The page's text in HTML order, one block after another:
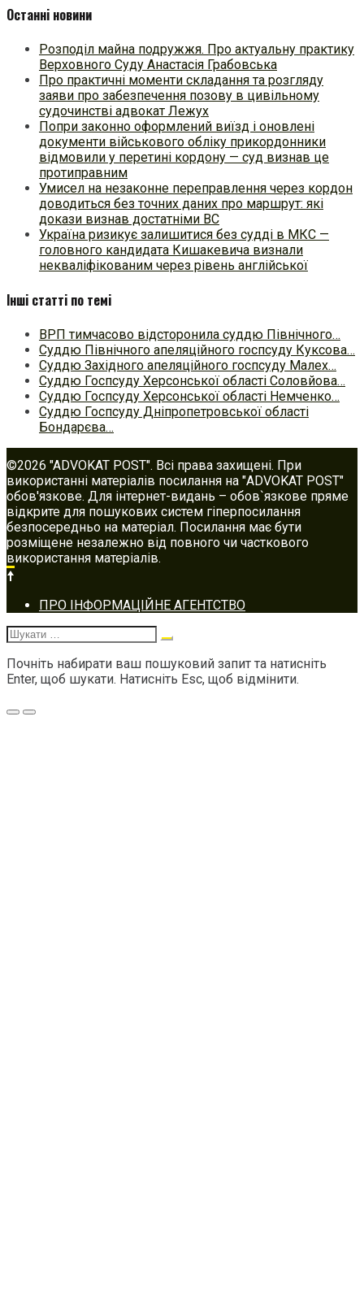
Останні новини
Розподіл майна подружжя. Про актуальну практику
Верховного Суду Анастасія Грабовська
Про практичні моменти складання та розгляду
заяви про забезпечення позову в цивільному
судочинстві адвокат Лежух
Попри законно оформлений виїзд і оновлені
документи військового обліку прикордонники
відмовили у перетині кордону — суд визнав це
протиправним
Умисел на незаконне переправлення через кордон
доводиться без точних даних про маршрут: які
докази визнав достатніми ВС
Україна ризикує залишитися без судді в МКС —
головного кандидата Кишакевича визнали
некваліфікованим через рівень англійської
Інші статті по темі
ВРП тимчасово відсторонила суддю Північного…
Суддю Північного апеляційного госпсуду Куксова…
Суддю Західного апеляційного госпсуду Малех…
Суддю Госпсуду Херсонської області Соловйова…
Суддю Госпсуду Херсонської області Немченко…
Суддю Госпсуду Дніпропетровської області
Бондарєва…
©2026 "ADVOKAT POST". Всі права захищені. При
використанні матеріалів посилання на "ADVOKAT POST"
обов'язкове. Для інтернет-видань – обов`язкове пряме
відкрите для пошукових систем гіперпосилання
безпосередньо на матеріал. Посилання має бути
розміщене незалежно від повного чи часткового
використання матеріалів.
Footer
navigation
ПРО ІНФОРМАЦІЙНЕ АГЕНТСТВО
Шукати:
Почніть набирати ваш пошуковий запит та натисніть
Enter, щоб шукати. Натисніть Esc, щоб відмінити.
Меню